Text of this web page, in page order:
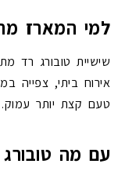
למי המארז
שישיית טובורג רד
אירוח ביתי, צפייה
טעם קצת יותר עמוק.
עם מה